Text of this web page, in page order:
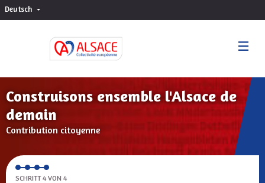
Deutsch Choisir la langue
Construisons ensemble l'Alsace de
demain
Contribution citoyenne
SCHRITT 4 VON 4